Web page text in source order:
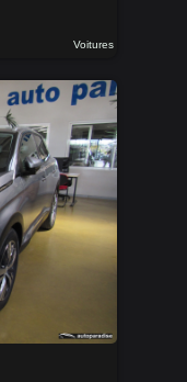
Voitures